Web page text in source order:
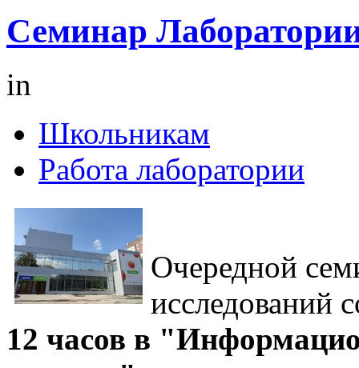
Семинар
in
Школьникам
Работа лаборатории
Очередной
исследований
12 часов в